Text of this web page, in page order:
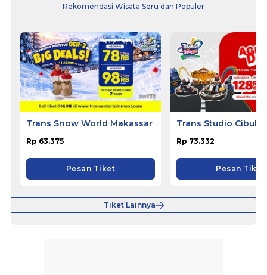
Rekomendasi Wisata Seru dan Populer
Trans Snow World Makassar
Rp 63.375
Pesan Tiket
Trans Studio
Rp 73.332
Pesan Tiket
Tiket Lainnya